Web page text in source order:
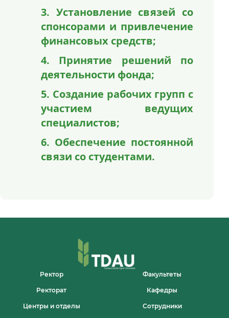
3. Установление связей со
спонсорами и привлечение
финансовых средств;
4. Принятие решений по
деятельности фонда;
5. Создание рабочих групп с
участием ведущих
специалистов;
6. Обеспечение постоянной
связи со студентами.
Ректор Факультеты
Ректорат Кафедры
Центры и отделы Сотрудники